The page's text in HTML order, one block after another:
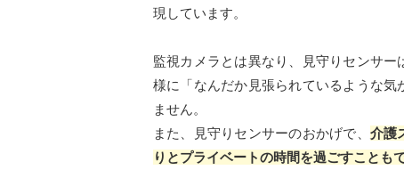
現しています。
監視カメラとは異なり、見守りセンサ
様に「なんだか見張られているような
ません。
また、見守りセンサーのおかげで、 介護
りとプライベートの時間を過ごすことも